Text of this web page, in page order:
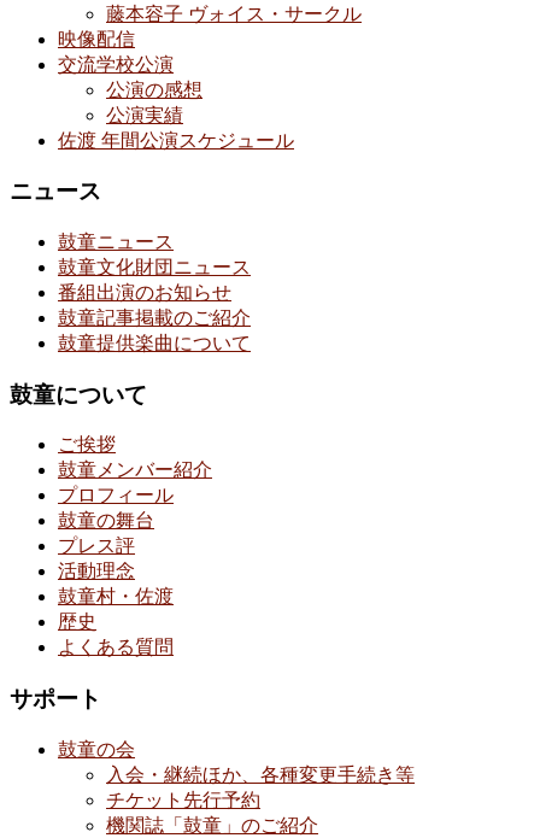
藤本容子 ヴォイス・サークル
映像配信
交流学校公演
公演の感想
公演実績
佐渡 年間公演スケジュール
ニュース
鼓童ニュース
鼓童文化財団ニュース
番組出演のお知らせ
鼓童記事掲載のご紹介
鼓童提供楽曲について
鼓童について
ご挨拶
鼓童メンバー紹介
プロフィール
鼓童の舞台
プレス評
活動理念
鼓童村・佐渡
歴史
よくある質問
サポート
鼓童の会
入会・継続ほか、各種変更手続き等
チケット先行予約
機関誌「鼓童」のご紹介